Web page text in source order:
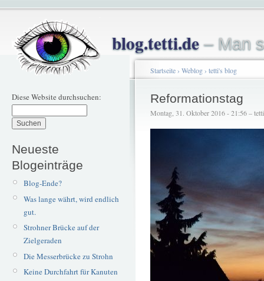
blog.tetti.de– Man
Diese Website durchsuchen:
Neueste
Blogeinträge
Blog-Ende?
Was lange währt, wird endlich
gut.
Strohner Brücke auf der
Zielgeraden
Die Messerbrücke zu Strohn
Keine Durchfahrt für Kanuten
Startseite› Weblog› tetti's blog
Reformationstag
Montag, 31. Oktober 2016 - 21:56 – tetti